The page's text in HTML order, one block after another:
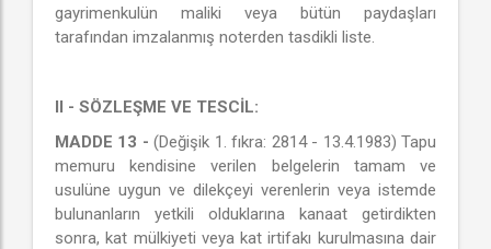
gayrimenkulün maliki veya bütün paydaşları
tarafından imzalanmış noterden tasdikli liste.
II - SÖZLEŞME VE TESCİL:
MADDE 13 - (Değişik 1. fıkra: 2814 - 13.4.1983) Tapu
memuru kendisine verilen belgelerin tamam ve
usulüne uygun ve dilekçeyi verenlerin veya istemde
bulunanların yetkili olduklarına kanaat getirdikten
sonra, kat mülkiyeti veya kat irtifakı kurulmasına dair